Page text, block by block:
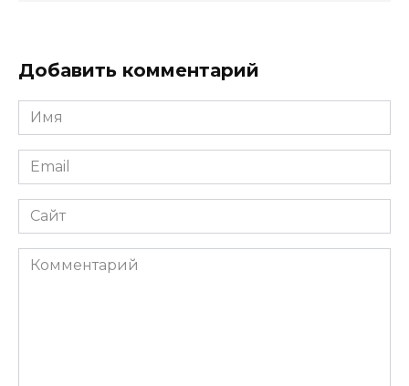
Добавить комментарий
Имя
Email
Сайт
Комментарий